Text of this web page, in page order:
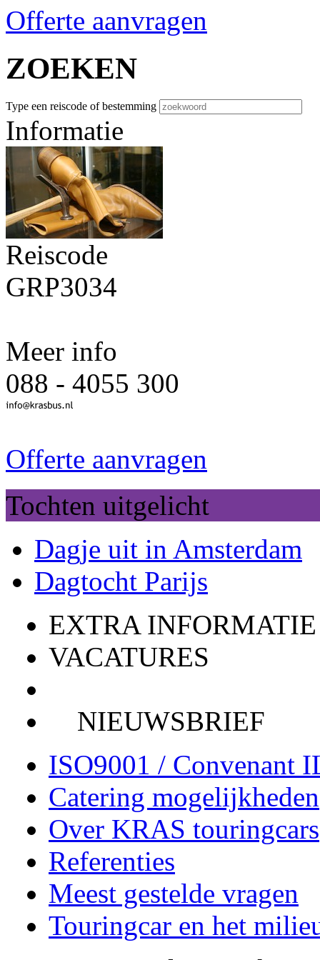
Offerte aanvragen
ZOEKEN
Type een reiscode of bestemming
Informatie
Reiscode
GRP3034
Meer info
088 - 4055 300
Offerte aanvragen
Tochten uitgelicht
Dagje uit in Amsterdam
Dagtocht Parijs
EXTRA INFORMATIE
VACATURES
NIEUWSBRIEF
ISO9001 / Convenant
Catering mogelijkheden
Over KRAS touringcars
Referenties
Meest gestelde vragen
Touringcar en het